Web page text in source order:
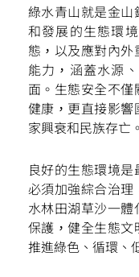
綠水青山就是金
和發展的生態環
態，以及應對內
能力，涵蓋水源
面。生態安全不
健康，更直接影
家興衰和民族存亡。
良好的生態環境
必須加強綜合治
水林田湖草沙一
保護，健全生態文
推進綠色、循環、
掃一掃關注我